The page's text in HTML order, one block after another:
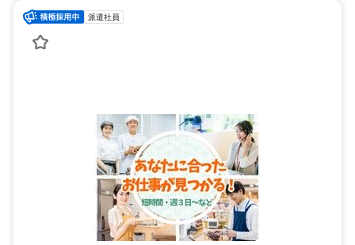
派遣社員